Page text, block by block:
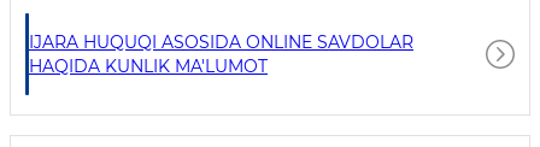
IJARA HUQUQI ASOSIDA ONLINE SAVDOLAR
HAQIDA KUNLIK MA'LUMOT